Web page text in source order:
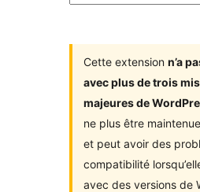
Cette extension n’a
avec plus de trois
majeures de
ne plus être
et peut avoir des
compatibilité
avec des versions de